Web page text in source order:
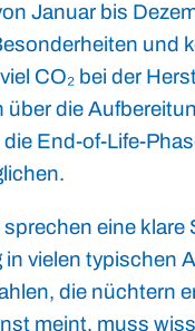
Januar bis
und
CO₂ bei der
die
End-of-Life-
eine
vielen typischen
die nüchtern
meint, muss